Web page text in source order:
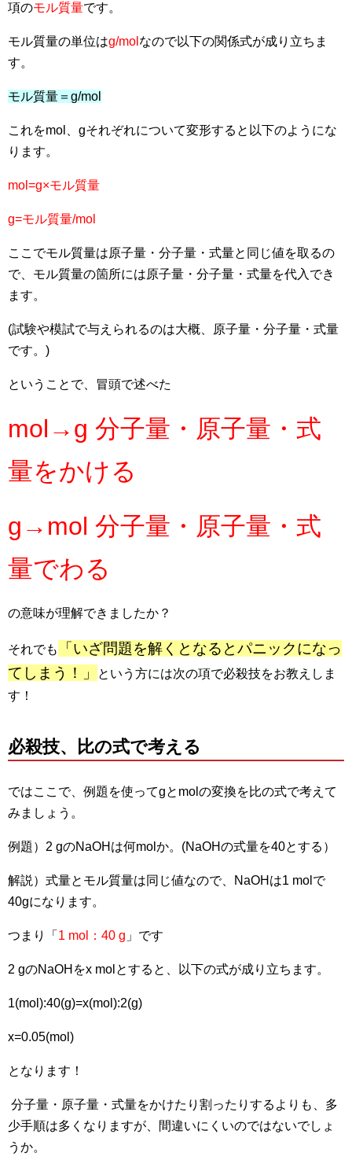
項のモル質量です。
モル質量の単位はg/mol なので以下の関係式が成り立ちま
す。
モル質量＝g/mol
これをmol、gそれぞれについて変形すると以下のようにな
ります。
mol=g×モル質量
g=モル質量/mol
ここでモル質量は原子量・分子量・式量と同じ値を取るの
で、モル質量の箇所には原子量・分子量・式量を代入でき
ます。
(試験や模試で与えられるのは大概、
原子量・分子量・式量
です。)
ということで、冒頭で述べた
mol→g 分子量・原子量・式
量をかける
g→mol 分子量・原子量・式
量でわる
の意味が理解できましたか？
それでも
「いざ問題を解くとなるとパニックになっ
てしまう！」
という方には次の項で必殺技をお教えしま
す！
必殺技、比の式で考える
ではここで、例題を使ってgとmolの変換を比の式で考えて
みましょう。
例題）2 gのNaOHは何molか。(NaOHの式量を40とする）
解説）式量とモル質量は同じ値なので、NaOHは1 molで
40gになります。
つまり「 1 mol：40 g 」です
2 gのNaOHをx molとすると、以下の式が成り立ちます。
1(mol):40(g)=x(mol):2(g)
x=0.05(mol)
となります！
分子量・原子量・式量をかけたり割ったりするよりも、多
少手順は多くなりますが、間違いにくいのではないでしょ
うか。